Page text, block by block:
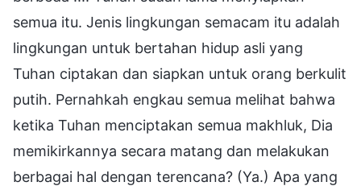
semua itu. Jenis lingkungan semacam itu adalah
lingkungan untuk bertahan hidup asli yang
Tuhan ciptakan dan siapkan untuk orang berkulit
putih. Pernahkah engkau semua melihat bahwa
ketika Tuhan menciptakan semua makhluk, Dia
memikirkannya secara matang dan melakukan
berbagai hal dengan terencana? (Ya.) Apa yang